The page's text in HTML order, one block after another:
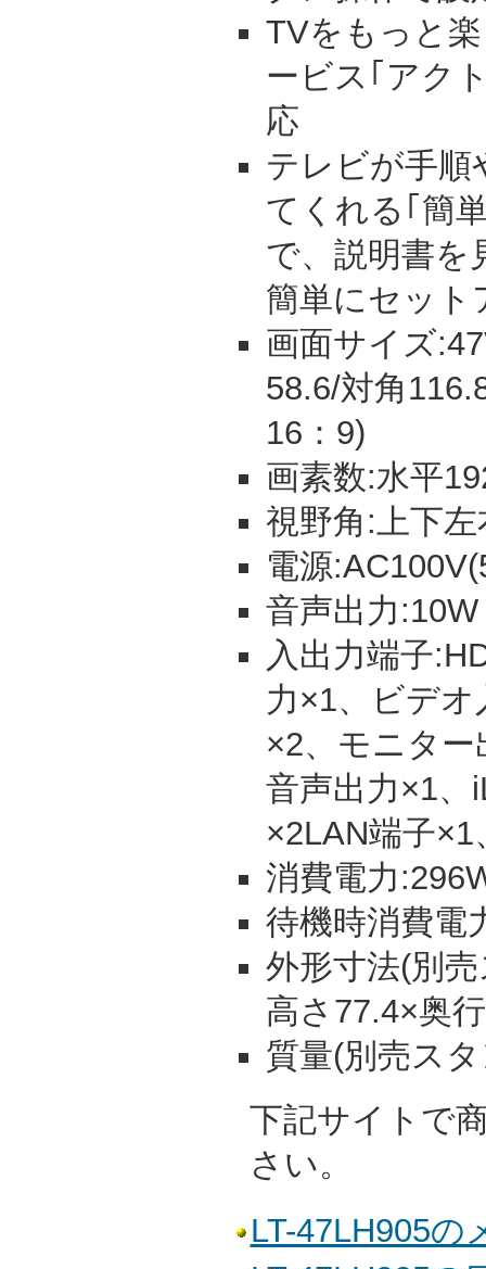
TVをもっと
ービス｢アク
応
テレビが手順
てくれる｢簡
で、説明書を
簡単にセット
画面サイズ
58.6/対角
16：9)
画素数:水平
視野角:上下
電源
音声出力
入出力端子
力×1、ビデ
×2、モニタ
音声出力×1、
×2LAN端子
消費電力
待機時消費電
外形寸法(別
高さ77.4×奥
質量(別売ス
下記サイトで
さい。
LT-47LH905の